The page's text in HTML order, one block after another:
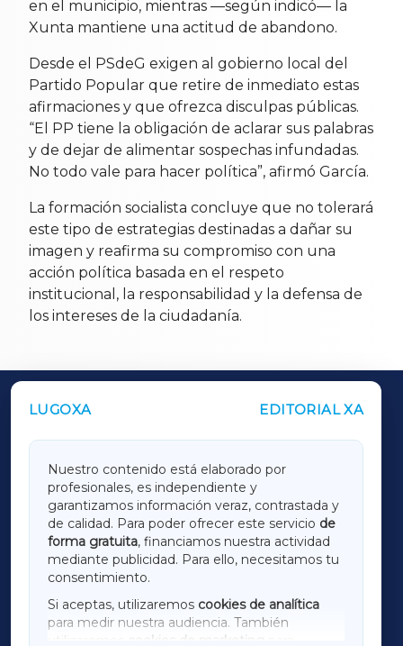
en el municipio, mientras —según indicó— la
Xunta mantiene una actitud de abandono.
Desde el PSdeG exigen al gobierno local del
Partido Popular que retire de inmediato estas
afirmaciones y que ofrezca disculpas públicas.
“El PP tiene la obligación de aclarar sus palabras
y de dejar de alimentar sospechas infundadas.
No todo vale para hacer política”, afirmó García.
La formación socialista concluye que no tolerará
este tipo de estrategias destinadas a dañar su
imagen y reafirma su compromiso con una
acción política basada en el respeto
institucional, la responsabilidad y la defensa de
los intereses de la ciudadanía.
LUGOXA EDITORIAL XA
Nuestro contenido está elaborado por
profesionales, es independiente y
garantizamos información veraz, contrastada y
de calidad. Para poder ofrecer este servicio de
forma gratuita, financiamos nuestra actividad
mediante publicidad. Para ello, necesitamos tu
consentimiento.
Si aceptas, utilizaremos cookies de analítica
para medir nuestra audiencia. También
utilizaremos
cookies de marketing
OUTROS PERIÓDICOS
LUGOXA
TERRACHAXA
AMARIÑAXA